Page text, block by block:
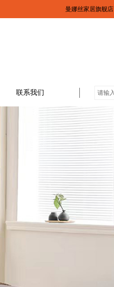
曼娜丝家居旗舰店
联系我们